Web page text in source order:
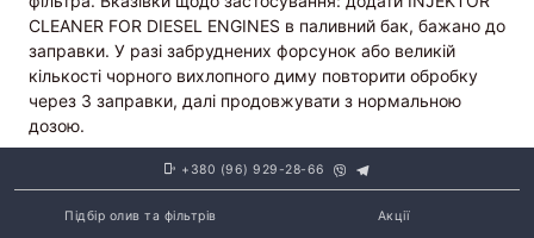
CLEANER FOR DIESEL ENGINES в паливний бак, бажано до
заправки. У разі забруднених форсунок або великій
кількості чорного вихлопного диму повторити обробку
через 3 заправки, далі продовжувати з нормальною
дозою.
+380 (96) 929-28-66
Підбір олив та фільтрів Акції